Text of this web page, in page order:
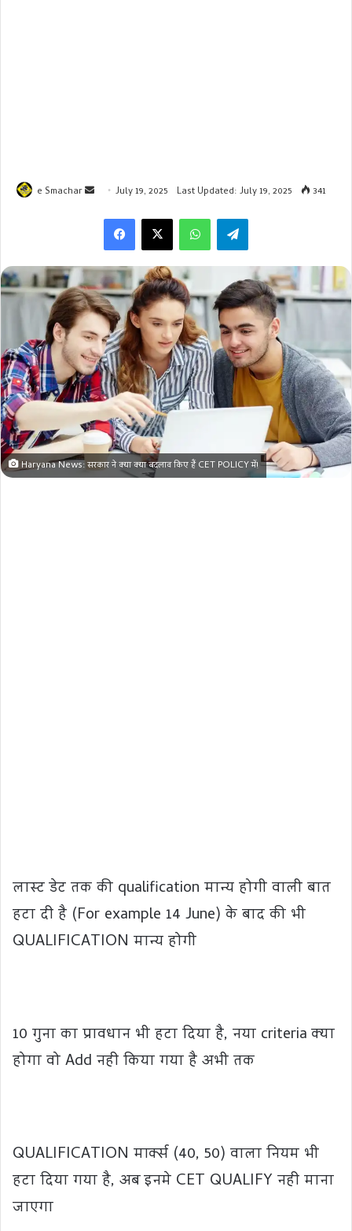
e Smachar
Send
email
July 19, 2025 Last Updated: July 19, 2025 341
WhatsAppTelegram
Haryana News: सरकार ने क्या क्या बदलाव किए हैं CET POLICY में!
लास्ट डेट तक की qualification मान्य होगी वाली बात
हटा दी है (For example 14 June) के बाद की भी
QUALIFICATION मान्य होगी
10 गुना का प्रावधान भी हटा दिया है, नया criteria क्या
होगा वो Add नही किया गया है अभी तक
QUALIFICATION मार्क्स (40, 50) वाला नियम भी
हटा दिया गया है, अब इनमे CET QUALIFY नही माना
जाएगा